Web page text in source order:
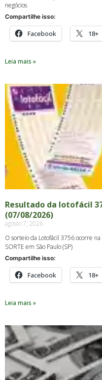
negócios
Compartilhe isso:
Facebook 18+
Leia mais »
Resultado da lotofácil
(07/08/2026)
agosto 7, 2026
O sorteio da Lotofácil 3756 ocorre
SORTE em São Paulo (SP)
Compartilhe isso:
Facebook 18+
Leia mais »